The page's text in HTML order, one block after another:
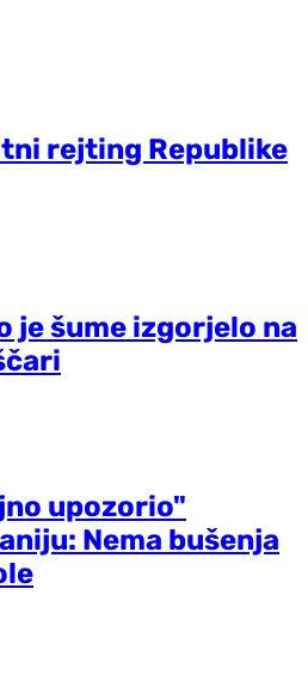
rejting Republike
je šume izgorjelo na
upozorio"
Nema bušenja